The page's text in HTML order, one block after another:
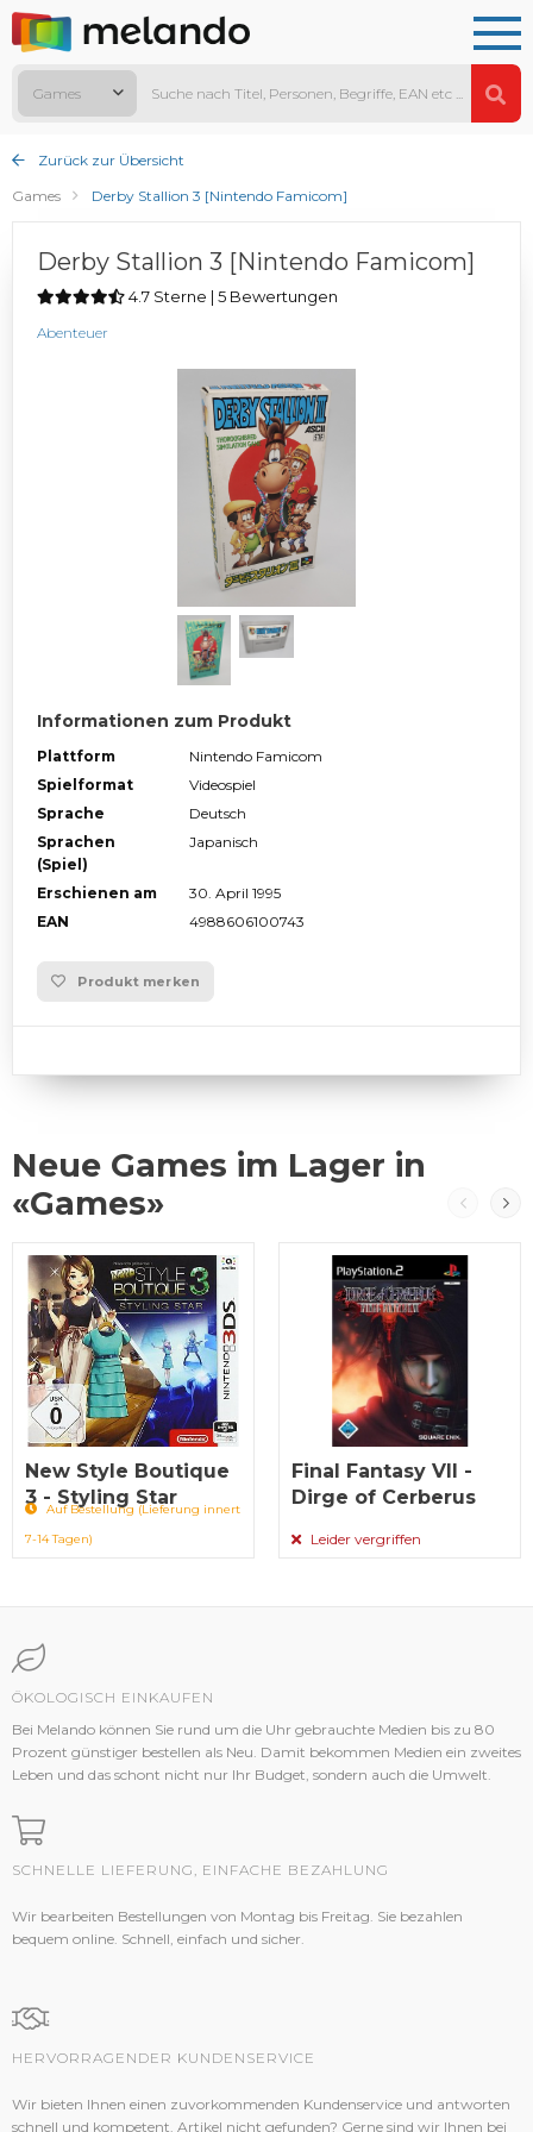
Games
Zurück zur Übersicht
Games
Derby Stallion 3 [Nintendo Famicom]
Derby Stallion 3 [Nintendo Famicom]
4.7 Sterne | 5 Bewertungen
Abenteuer
Informationen zum Produkt
Plattform
Nintendo Famicom
Spielformat
Videospiel
Sprache
Deutsch
Sprachen
(Spiel)
Japanisch
Erschienen am
30. April 1995
EAN
4988606100743
Produkt merken
Neue Games im Lager in
«Games»
New Style Boutique
3 - Styling Star
Auf Bestellung (Lieferung innert
7-14 Tagen)
Final Fantasy VII -
Dirge of Cerberus
Leider vergriffen
ÖKOLOGISCH EINKAUFEN
Bei Melando können Sie rund um die Uhr gebrauchte Medien bis zu 80
Prozent günstiger bestellen als Neu. Damit bekommen Medien ein zweites
Leben und das schont nicht nur Ihr Budget, sondern auch die Umwelt.
SCHNELLE LIEFERUNG, EINFACHE BEZAHLUNG
Wir bearbeiten Bestellungen von Montag bis Freitag. Sie bezahlen
bequem online. Schnell, einfach und sicher.
HERVORRAGENDER KUNDENSERVICE
Wir bieten Ihnen einen zuvorkommenden Kundenservice und antworten
schnell und kompetent. Artikel nicht gefunden? Gerne sind wir Ihnen bei